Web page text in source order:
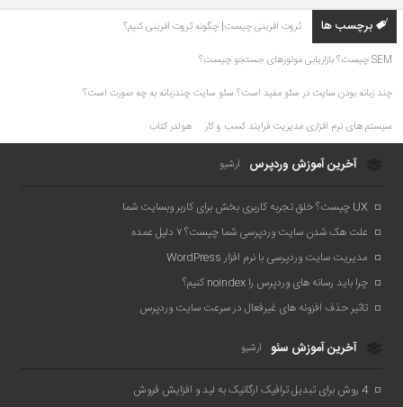
برچسب ها ثروت آفرینی چیست| چگونه ثروت آفرینی کنیم؟
SEM چیست؟ بازاریابی موتورهای جستجو چیست؟
چند زبانه بودن سایت در سئو مفید است؟ سئو سایت چندزبانه به چه صورت است؟
سیستم های نرم افزاری مدیریت فرایند کسب و کار هولدر کتاب
آخرین آموزش وردپرس آرشیو
UX چیست؟ خلق تجربه کاربری بخش برای کاربر وبسایت شما
علت هک شدن سایت وردپرسی شما چیست؟ ۷ دلیل عمده
مدیریت سایت وردپرسی با نرم افزار WordPress
چرا باید رسانه های وردپرس را noindex کنیم؟
تاثیر حذف افزونه های غیرفعال در سرعت سایت وردپرس
آخرین آموزش سئو آرشیو
4 روش برای تبدیل ترافیک ارگانیک به لید و افزایش فروش